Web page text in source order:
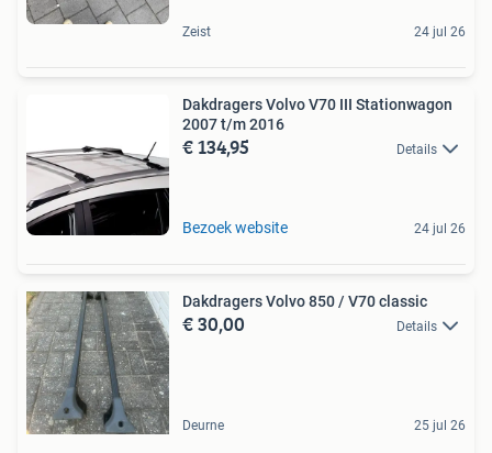
Zeist 24 jul 26
Dakdragers Volvo V70 III Stationwagon
2007 t/m 2016
€ 134,95 Details
Bezoek website 24 jul 26
Dakdragers Volvo 850 / V70 classic
€ 30,00 Details
Deurne 25 jul 26